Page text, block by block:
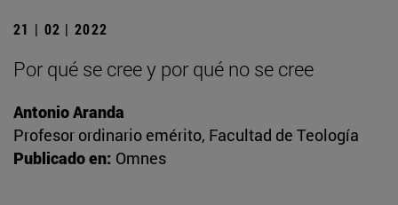
21 | 02 | 2022
Por qué se cree y por qué no se cree
Antonio Aranda
Profesor ordinario emérito, Facultad de Teología
Publicado en: Omnes